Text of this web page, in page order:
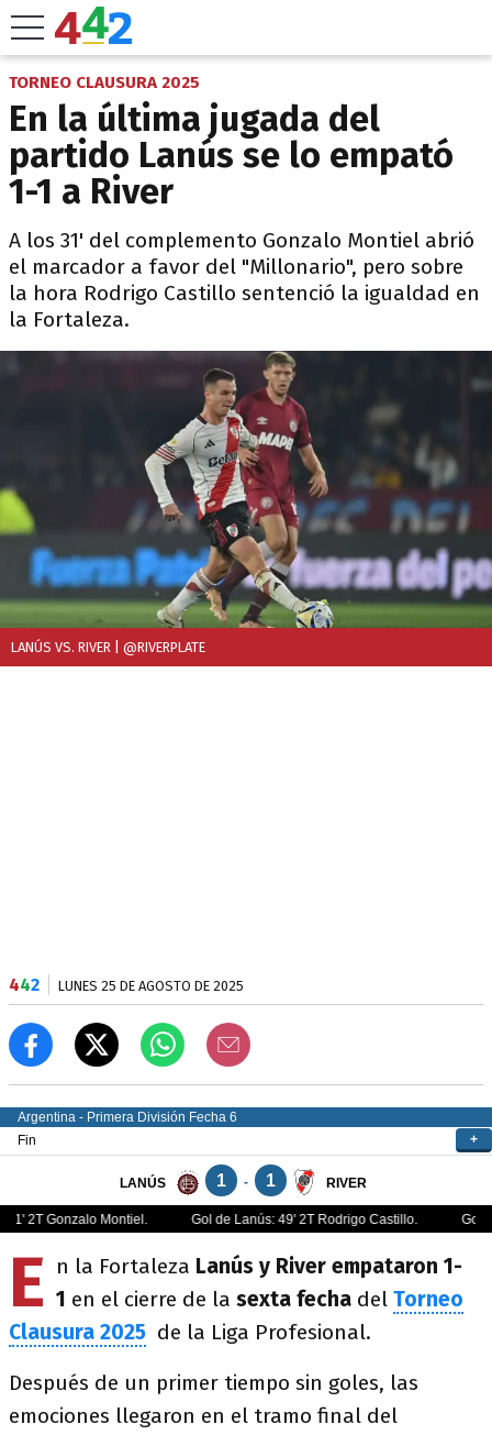
TORNEO CLAUSURA 2025
En la última jugada del
partido Lanús se lo empató
1-1 a River
A los 31' del complemento Gonzalo Montiel abrió
el marcador a favor del "Millonario", pero sobre
la hora Rodrigo Castillo sentenció la igualdad en
la Fortaleza.
LANÚS VS. RIVER | @RIVERPLATE
442 LUNES 25 DE AGOSTO DE 2025
E n la Fortaleza Lanús y River empataron 1-
1 en el cierre de la sexta fecha del Torneo
Clausura 2025 de la Liga Profesional.
Después de un primer tiempo sin goles, las
emociones llegaron en el tramo final del